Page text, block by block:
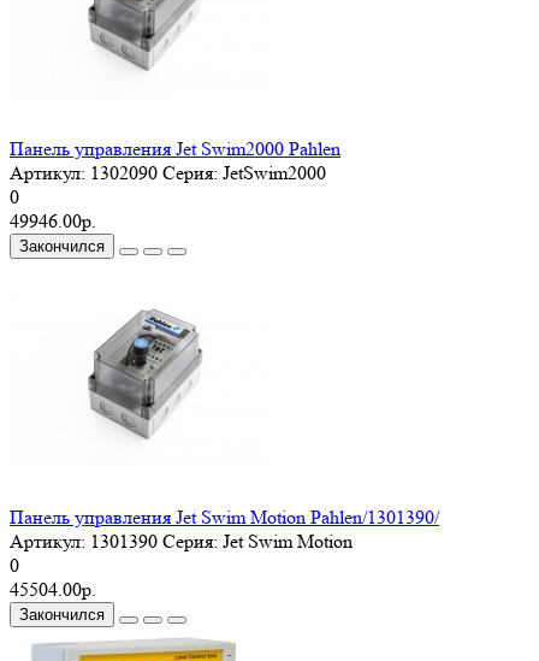
Панель управления Jet Swim2000 Pahlen
Артикул: 1302090 Серия: JetSwim2000
0
49946.00р.
Закончился
Панель управления Jet Swim Motion Pahlen/1301390/
Артикул: 1301390 Серия: Jet Swim Motion
0
45504.00р.
Закончился